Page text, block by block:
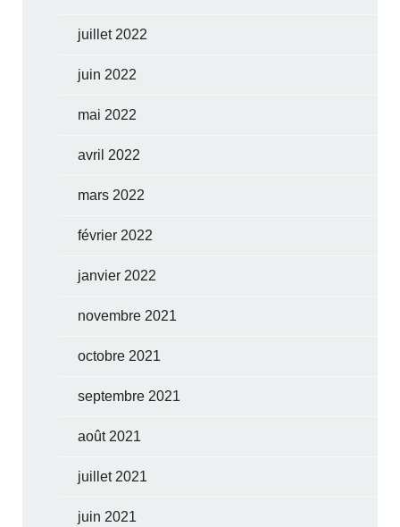
juillet 2022
juin 2022
mai 2022
avril 2022
mars 2022
février 2022
janvier 2022
novembre 2021
octobre 2021
septembre 2021
août 2021
juillet 2021
juin 2021